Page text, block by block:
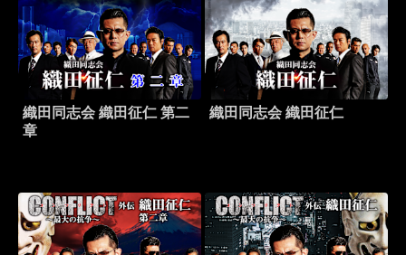
織田同志会 織田征仁 第二
章
織田同志会 織田征仁